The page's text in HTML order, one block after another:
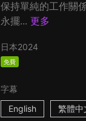
保持單純的工作關
永擺... 更多
日本2024
免費
字幕
English
繁體中